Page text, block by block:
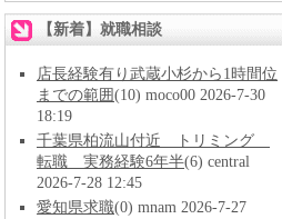
【新着】就職相談
店長経験有り武蔵小杉から1時間位
までの範囲(10) moco00 2026-7-30
18:19
千葉県柏流山付近 トリミング
転職 実務経験6年半(6) central
2026-7-28 12:45
愛知県求職(0) mnam 2026-7-27